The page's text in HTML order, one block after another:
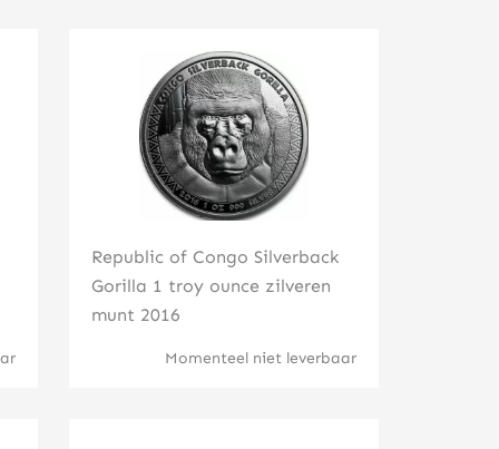
Republic of Congo Silverback
Gorilla 1 troy ounce zilveren
munt 2016
Momenteel niet leverbaar
Klik hier